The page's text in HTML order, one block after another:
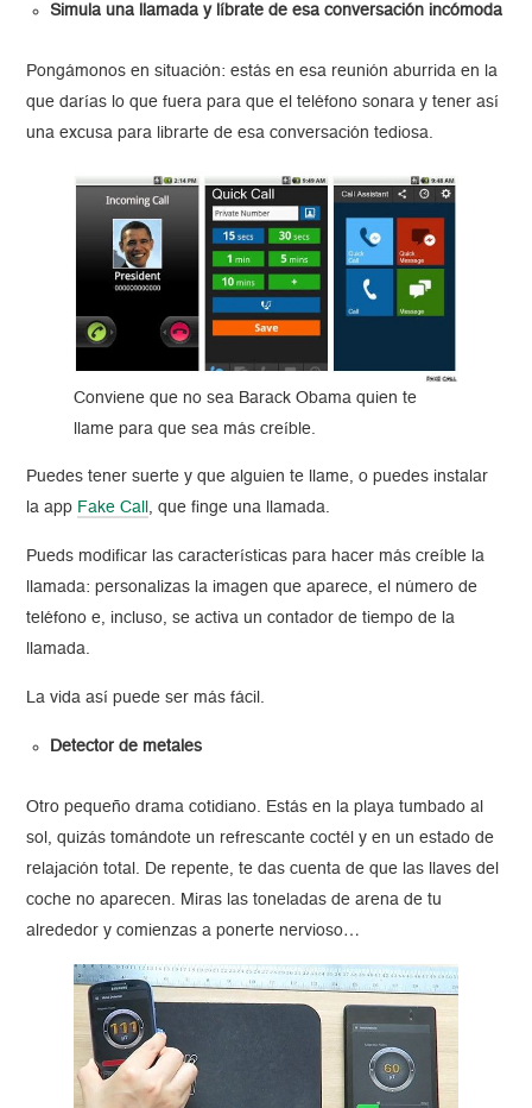
Simula una llamada y líbrate de esa conversación incómoda
Pongámonos en situación: estás en esa reunión aburrida en la
que darías lo que fuera para que el teléfono sonara y tener así
una excusa para librarte de esa conversación tediosa.
Conviene que no sea Barack Obama quien te
llame para que sea más creíble.
Puedes tener suerte y que alguien te llame, o puedes instalar
la app Fake Call , que finge una llamada.
Pueds modificar las características para hacer más creíble la
llamada: personalizas la imagen que aparece, el número de
teléfono e, incluso, se activa un contador de tiempo de la
llamada.
La vida así puede ser más fácil.
Detector de metales
Otro pequeño drama cotidiano. Estás en la playa tumbado al
sol, quizás tomándote un refrescante coctél y en un estado de
relajación total. De repente, te das cuenta de que las llaves del
coche no aparecen. Miras las toneladas de arena de tu
alrededor y comienzas a ponerte nervioso…